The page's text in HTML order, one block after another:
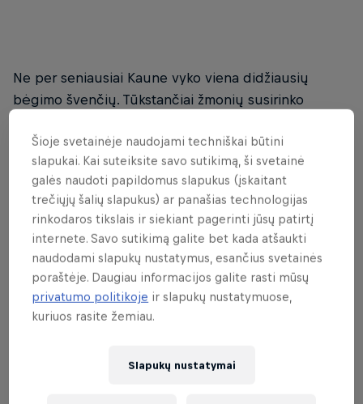
Ne per seniausiai Kaune vyko viena didžiausių
bėgimo švenčių. Tūkstančiai žmonių susirinko
Gražus renginys, kur žmonės mėgaujasi gyvenimu.
Gaila, šiais metais nespėjau sudalyvauti savo
pirmose oficialiose varžybose, bet viskam turi ateiti
laikas.
ORIGINALUS RED BULL
Red Bull Energy Drink
Uzzini vairāk
Šioje svetainėje naudojami techniškai būtini
slapukai. Kai suteiksite savo sutikimą, ši svetainė
galės naudoti papildomus slapukus (įskaitant
trečiųjų šalių slapukus) ar panašias technologijas
rinkodaros tikslais ir siekiant pagerinti jūsų patirtį
internete. Savo sutikimą galite bet kada atšaukti
naudodami slapukų nustatymus, esančius svetainės
poraštėje. Daugiau informacijos galite rasti mūsų
privatumo politikoje ir slapukų nustatymuose,
kuriuos rasite žemiau.
Slapukų nustatymai